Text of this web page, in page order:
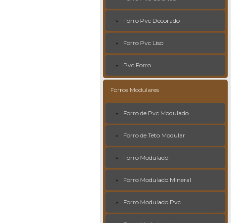
Forro Pvc Decorado
Forro Pvc Liso
Pvc Forro
Forros Modulares
Forro de Pvc Modulado
Forro de Teto Modular
Forro Modulado
Forro Modulado Mineral
Forro Modulado Pvc